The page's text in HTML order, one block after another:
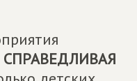
СПРАВЕДЛИВАЯ